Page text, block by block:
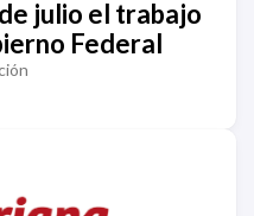
julio el trabajo
Federal